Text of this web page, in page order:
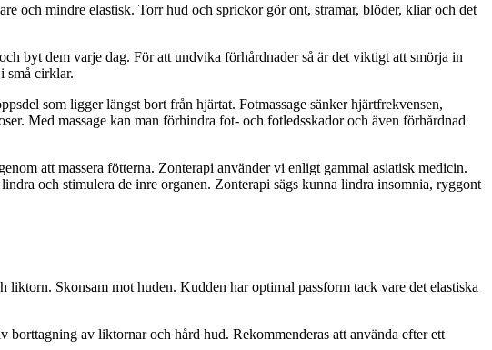
och mindre elastisk. Torr hud och sprickor gör ont, stramar, blöder, kliar och det
byt dem varje dag. För att undvika förhårdnader så är det viktigt att smörja in
små cirklar.
som ligger längst bort från hjärtat. Fotmassage sänker hjärtfrekvensen,
Med massage kan man förhindra fot- och fotledsskador och även förhårdnad
att massera fötterna. Zonterapi använder vi enligt gammal asiatisk medicin.
och stimulera de inre organen. Zonterapi sägs kunna lindra insomnia, ryggont
Skonsam mot huden. Kudden har optimal passform tack vare det elastiska
av liktornar och hård hud. Rekommenderas att använda efter ett